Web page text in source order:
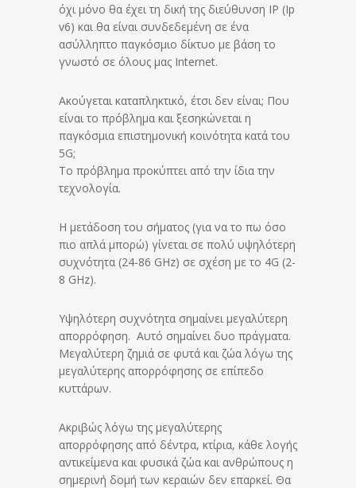
όχι μόνο θα έχει τη δική της διεύθυνση IP (Ip
v6) και θα είναι συνδεδεμένη σε ένα
ασύλληπτο παγκόσμιο δίκτυο με βάση το
γνωστό σε όλους μας Internet.
Ακούγεται καταπληκτικό, έτσι δεν είναι; Που
είναι το πρόβλημα και ξεσηκώνεται η
παγκόσμια επιστημονική κοινότητα κατά του
5G;
Το πρόβλημα προκύπτει από την ίδια την
τεχνολογία.
Η μετάδοση του σήματος (για να το πω όσο
πιο απλά μπορώ) γίνεται σε πολύ υψηλότερη
συχνότητα (24-86 GHz) σε σχέση με το 4G (2-
8 GHz).
Υψηλότερη συχνότητα σημαίνει μεγαλύτερη
απορρόφηση. Αυτό σημαίνει δυο πράγματα.
Μεγαλύτερη ζημιά σε φυτά και ζώα λόγω της
μεγαλύτερης απορρόφησης σε επίπεδο
κυττάρων.
Ακριβώς λόγω της μεγαλύτερης
απορρόφησης από δέντρα, κτίρια, κάθε λογής
αντικείμενα και φυσικά ζώα και ανθρώπους η
σημερινή δομή των κεραιών δεν επαρκεί. Θα